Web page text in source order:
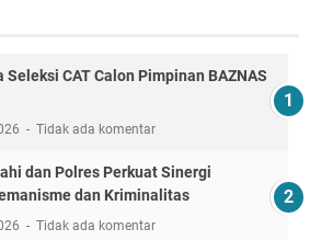
Seleksi CAT Calon Pimpinan BAZNAS
Tidak ada komentar
dan Polres Perkuat Sinergi
dan Kriminalitas
Tidak ada komentar